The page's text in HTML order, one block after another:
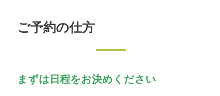
ご予約の仕方
まずは日程をお決めください